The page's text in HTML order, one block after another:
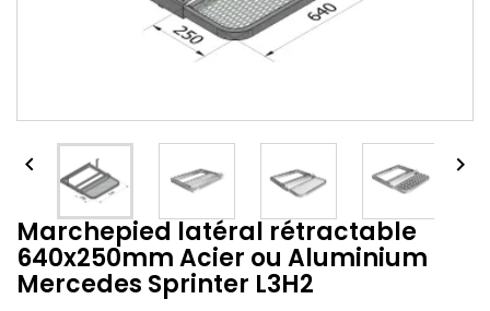
 
Marchepied latéral rétractable
640x250mm Acier ou Aluminium
Mercedes Sprinter L3H2